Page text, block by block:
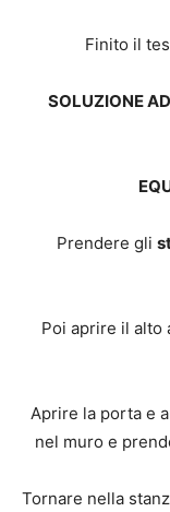
Finito il
SOLUZIONE
Prendere gli
Poi aprire il alto
Aprire la porta e
nel muro e
Tornare nella